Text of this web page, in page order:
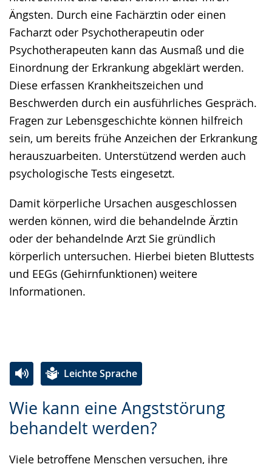
Ängsten. Durch eine Fachärztin oder einen
Facharzt oder Psychotherapeutin oder
Psychotherapeuten kann das Ausmaß und die
Einordnung der Erkrankung abgeklärt werden.
Diese erfassen Krankheitszeichen und
Beschwerden durch ein ausführliches Gespräch.
Fragen zur Lebensgeschichte können hilfreich
sein, um bereits frühe Anzeichen der Erkrankung
herauszuarbeiten. Unterstützend werden auch
psychologische Tests eingesetzt.
Damit körperliche Ursachen ausgeschlossen
werden können, wird die behandelnde Ärztin
oder der behandelnde Arzt Sie gründlich
körperlich untersuchen. Hierbei bieten Bluttests
und EEGs (Gehirnfunktionen) weitere
Informationen.
Wie kann eine Angststörung
behandelt werden?
Viele betroffene Menschen versuchen, ihre
Leichte Sprache
Leichten
Sprache
Audio-
Unterstützung.
Video
in